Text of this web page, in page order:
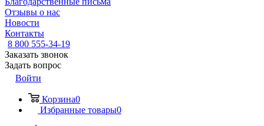
Отзывы о нас
Новости
Контакты
8 800 555-34-19
Заказать звонок
Задать вопрос
Войти
Корзина0
Избранные товары0